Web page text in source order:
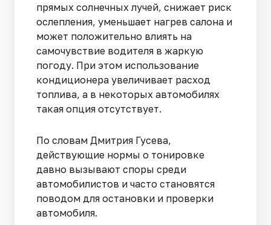
прямых солнечных лучей, снижает риск
ослепления, уменьшает нагрев салона и
может положительно влиять на
самочувствие водителя в жаркую
погоду. При этом использование
кондиционера увеличивает расход
топлива, а в некоторых автомобилях
такая опция отсутствует.
По словам Дмитрия Гусева,
действующие нормы о тонировке
давно вызывают споры среди
автомобилистов и часто становятся
поводом для остановки и проверки
автомобиля.